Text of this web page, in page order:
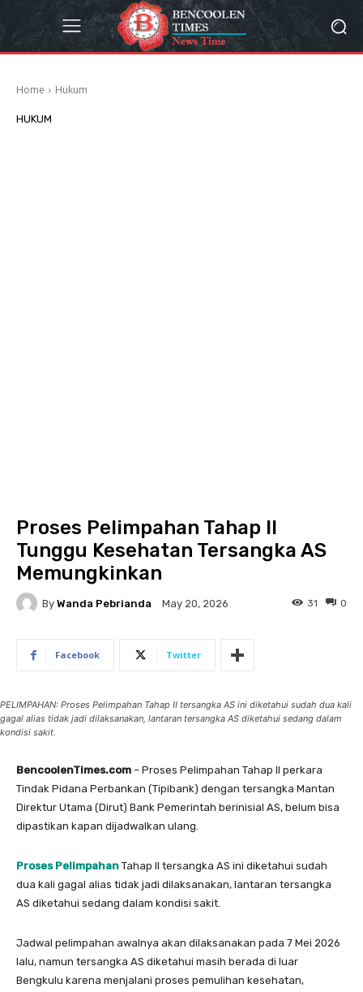
Home Hukum
HUKUM
Proses Pelimpahan Tahap II
Tunggu Kesehatan Tersangka AS
Memungkinkan
By Wanda Pebrianda May 20, 2026 0
31
Facebook Twitter
PELIMPAHAN: Proses Pelimpahan Tahap II tersangka AS ini diketahui sudah dua kali
gagal alias tidak jadi dilaksanakan, lantaran tersangka AS diketahui sedang dalam
kondisi sakit.
BencoolenTimes.com – Proses Pelimpahan Tahap II perkara
Tindak Pidana Perbankan (Tipibank) dengan tersangka Mantan
Direktur Utama (Dirut) Bank Pemerintah berinisial AS, belum bisa
dipastikan kapan dijadwalkan ulang.
Proses Pelimpahan Tahap II tersangka AS ini diketahui sudah
dua kali gagal alias tidak jadi dilaksanakan, lantaran tersangka
AS diketahui sedang dalam kondisi sakit.
Jadwal pelimpahan awalnya akan dilaksanakan pada 7 Mei 2026
lalu, namun tersangka AS diketahui masih berada di luar
Bengkulu karena menjalani proses pemulihan kesehatan,